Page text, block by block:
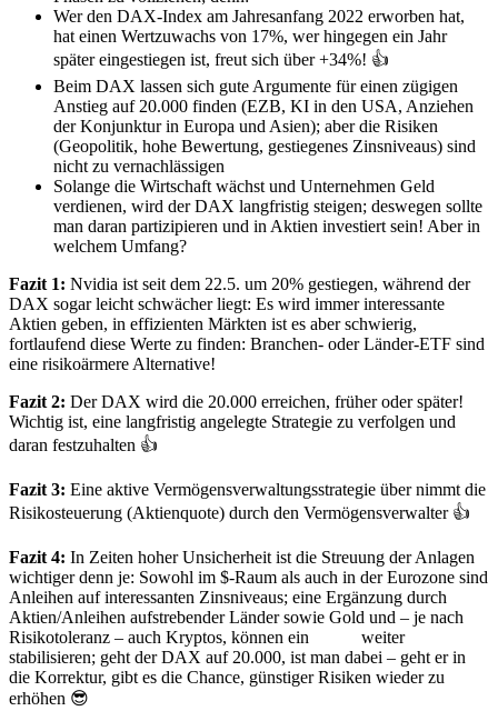
Wer den DAX-Index am Jahresanfang 2022 erworben hat,
hat einen Wertzuwachs von 17%, wer hingegen ein Jahr
später eingestiegen ist, freut sich über +34%! 👍
Beim DAX lassen sich gute Argumente für einen zügigen
Anstieg auf 20.000 finden (EZB, KI in den USA, Anziehen
der Konjunktur in Europa und Asien); aber die Risiken
(Geopolitik, hohe Bewertung, gestiegenes Zinsniveaus) sind
nicht zu vernachlässigen
Solange die Wirtschaft wächst und Unternehmen Geld
verdienen, wird der DAX langfristig steigen; deswegen sollte
man daran partizipieren und in Aktien investiert sein! Aber in
welchem Umfang?
Fazit 1: Nvidia ist seit dem 22.5. um 20% gestiegen, während der
DAX sogar leicht schwächer liegt: Es wird immer interessante
Aktien geben, in effizienten Märkten ist es aber schwierig,
fortlaufend diese Werte zu finden: Branchen- oder Länder-ETF sind
eine risikoärmere Alternative!
Fazit 2: Der DAX wird die 20.000 erreichen, früher oder später!
Wichtig ist, eine langfristig angelegte Strategie zu verfolgen und
daran festzuhalten 👍
Fazit 3: Eine aktive Vermögensverwaltungsstrategie über nimmt die
Risikosteuerung (Aktienquote) durch den Vermögensverwalter 👍
Fazit 4: In Zeiten hoher Unsicherheit ist die Streuung der Anlagen
wichtiger denn je: Sowohl im $-Raum als auch in der Eurozone sind
Anleihen auf interessanten Zinsniveaus; eine Ergänzung durch
Aktien/Anleihen aufstrebender Länder sowie Gold und – je nach
Risikotoleranz – auch Kryptos, können ein
weiter
stabilisieren; geht der DAX auf 20.000, ist man dabei – geht er in
die Korrektur, gibt es die Chance, günstiger Risiken wieder zu
erhöhen 😎